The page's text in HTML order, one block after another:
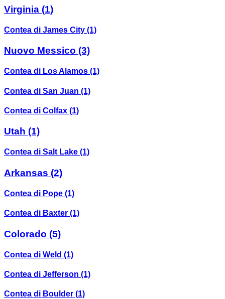
Virginia (1)
Contea di James City (1)
Nuovo Messico (3)
Contea di Los Alamos (1)
Contea di San Juan (1)
Contea di Colfax (1)
Utah (1)
Contea di Salt Lake (1)
Arkansas (2)
Contea di Pope (1)
Contea di Baxter (1)
Colorado (5)
Contea di Weld (1)
Contea di Jefferson (1)
Contea di Boulder (1)